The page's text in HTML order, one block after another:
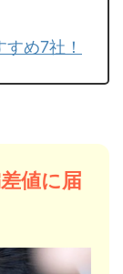
め7社！
値に届